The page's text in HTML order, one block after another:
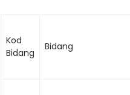
Kod
Bidang
Bidang